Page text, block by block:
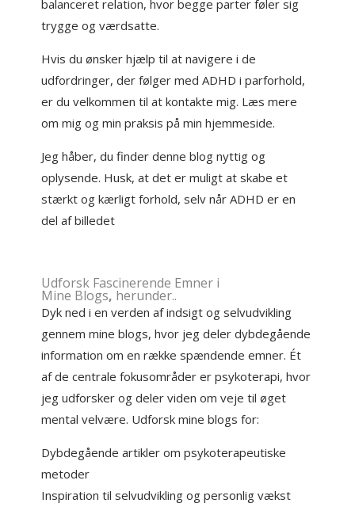
balanceret relation, hvor begge parter føler sig
trygge og værdsatte.
Hvis du ønsker hjælp til at navigere i de
udfordringer, der følger med ADHD i parforhold,
er du velkommen til at kontakte mig. Læs mere
om mig og min praksis på min hjemmeside.
Jeg håber, du finder denne blog nyttig og
oplysende. Husk, at det er muligt at skabe et
stærkt og kærligt forhold, selv når ADHD er en
del af billedet
Udforsk Fascinerende Emner i
Mine Blogs, herunder..
Dyk ned i en verden af indsigt og selvudvikling
gennem mine blogs, hvor jeg deler dybdegående
information om en række spændende emner. Ét
af de centrale fokusområder er psykoterapi, hvor
jeg udforsker og deler viden om veje til øget
mental velvære. Udforsk mine blogs for:
Dybdegående artikler om psykoterapeutiske
metoder
Inspiration til selvudvikling og personlig vækst